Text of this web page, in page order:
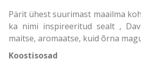
Pärit ühest suurimast maailma
ka nimi inspireeritud sealt ,
maitse, aromaatse, kuid õrna
Koostisosad